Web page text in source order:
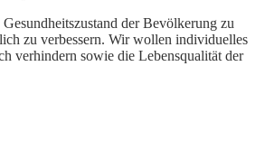
der Bevölkerung zu
zu verbessern. Wir wollen individuelles
verhindern sowie die Lebensqualität der